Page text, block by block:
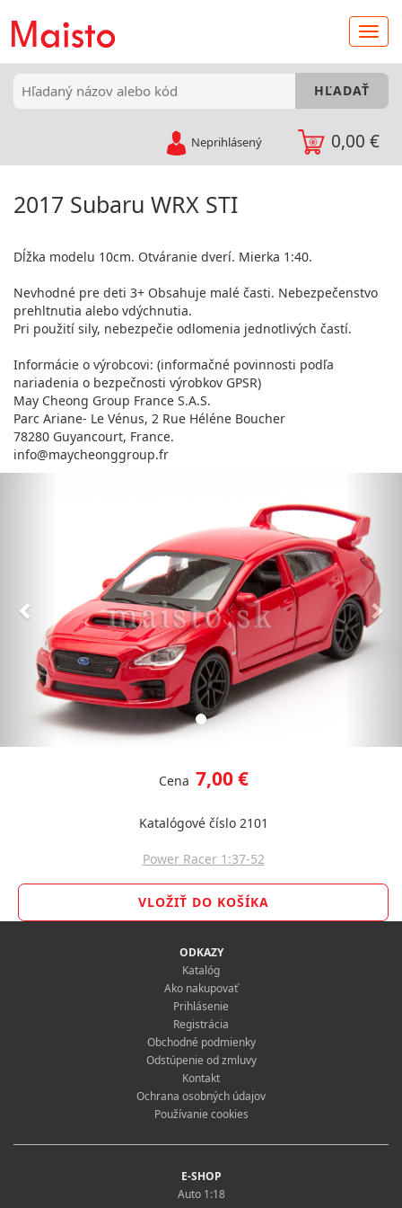
0,00 €
Neprihlásený
2017 Subaru WRX STI
Dĺžka modelu 10cm. Otváranie dverí. Mierka 1:40.
Nevhodné pre deti 3+ Obsahuje malé časti. Nebezpečenstvo
prehltnutia alebo vdýchnutia.
Pri použití sily, nebezpečie odlomenia jednotlivých častí.
Informácie o výrobcovi: (informačné povinnosti podľa
nariadenia o bezpečnosti výrobkov GPSR)
May Cheong Group France S.A.S.
Parc Ariane- Le Vénus, 2 Rue Héléne Boucher
78280 Guyancourt, France.
info@maycheonggroup.fr
Cena 7,00 €
Katalógové číslo 2101
Power Racer 1:37-52
ODKAZY
Katalóg
Ako nakupovať
Prihlásenie
Registrácia
Obchodné podmienky
Odstúpenie od zmluvy
Kontakt
Ochrana osobných údajov
Používanie cookies
E-SHOP
Auto 1:18